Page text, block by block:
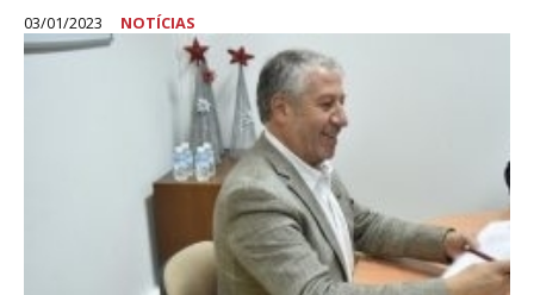
03/01/2023 NOTÍCIAS